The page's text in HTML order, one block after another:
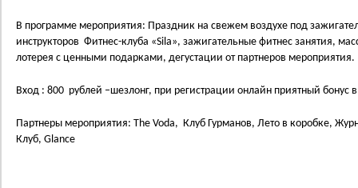
В программе мероприятия: Праздник на свежем воздухе под
инструкторов Фитнес-клуба «Sila», зажигательные фитнес занятия,
лотерея с ценными подарками, дегустации от партнеров мероприятия.
Вход : 800 рублей –шезлонг, при регистрации онлайн приятный бонус
Партнеры мероприятия: The Voda, Клуб Гурманов, Лето в коробке,
Клуб, Glance